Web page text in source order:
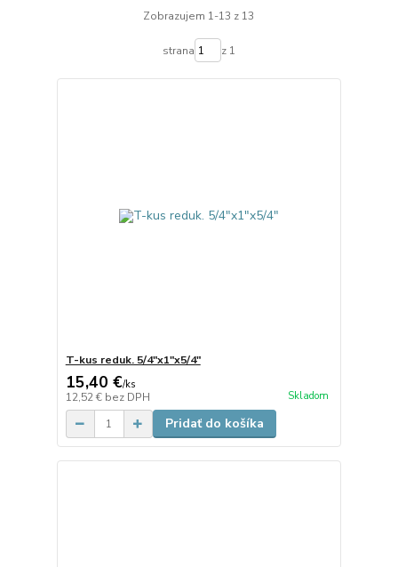
Zobrazujem 1-13 z 13
strana z 1
T-kus reduk. 5/4"x1"x5/4"
15,40 €/ks
12,52 € bez DPH Skladom
Pridať do košíka